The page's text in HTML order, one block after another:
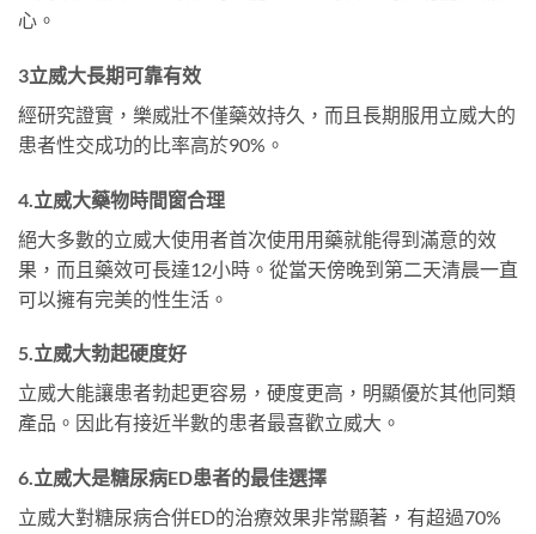
心。
3立威大長期可靠有效
經研究證實，樂威壯不僅藥效持久，而且長期服用立威大的
患者性交成功的比率高於90%。
4.立威大藥物時間窗合理
絕大多數的立威大使用者首次使用用藥就能得到滿意的效
果，而且藥效可長達12小時。從當天傍晚到第二天清晨一直
可以擁有完美的性生活。
5.立威大勃起硬度好
立威大能讓患者勃起更容易，硬度更高，明顯優於其他同類
產品。因此有接近半數的患者最喜歡立威大。
6.立威大是糖尿病ED患者的最佳選擇
立威大對糖尿病合併ED的治療效果非常顯著，有超過70%